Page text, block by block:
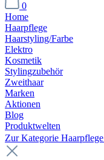
0
Home
Haarpflege
Haarstyling/Farbe
Elektro
Kosmetik
Stylingzubehör
Zweithaar
Marken
Aktionen
Blog
Produktwelten
Zur Kategorie Haarpflege